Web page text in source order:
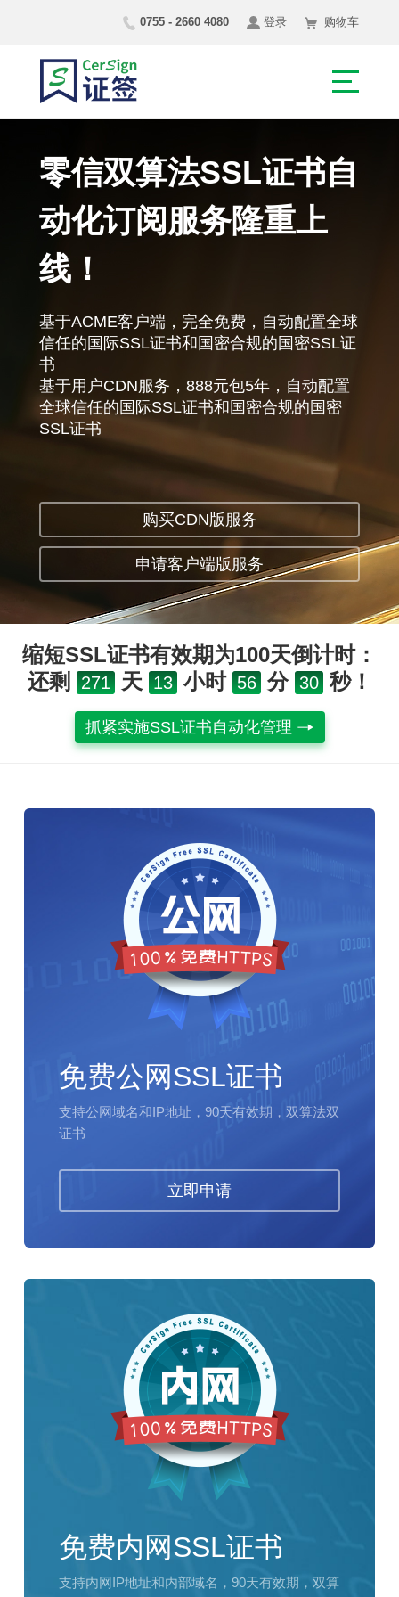
0755 - 2660 4080 登录 购物车
零信双算法SSL证书自
动化订阅服务隆重上
线！
基于ACME客户端，完全免费，自动配置全球
信任的国际SSL证书和国密合规的国密SSL证
书
基于用户CDN服务，888元包5年，自动配置
全球信任的国际SSL证书和国密合规的国密
SSL证书
购买CDN版服务
申请客户端版服务
缩短SSL证书有效期为100天倒计时：
还剩
271 天 13 小时 56 分 30 秒！
抓紧实施SSL证书自动化管理
免费公网SSL证书
支持公网域名和IP地址，90天有效期，双算法双
证书
立即申请
免费内网SSL证书
支持内网IP地址和内部域名，90天有效期，双算